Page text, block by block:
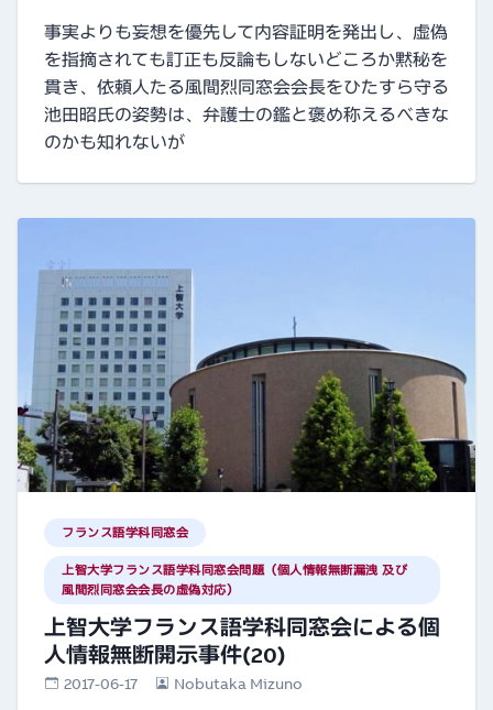
事実よりも妄想を優先して内容証明を発出し、虚偽
を指摘されても訂正も反論もしないどころか黙秘を
貫き、依頼人たる風間烈同窓会会長をひたすら守る
池田昭氏の姿勢は、弁護士の鑑と褒め称えるべきな
のかも知れないが
フランス語学科同窓会
上智大学フランス語学科同窓会問題（個人情報無断漏洩 及び
風間烈同窓会会長の虚偽対応）
上智大学フランス語学科同窓会による個
人情報無断開示事件(20)
2017-06-17 Nobutaka Mizuno